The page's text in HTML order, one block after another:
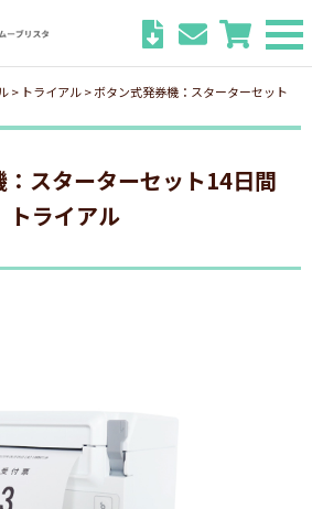
> トライアル>ボタン式発券機：スターターセット
スターターセット14日間
トライアル